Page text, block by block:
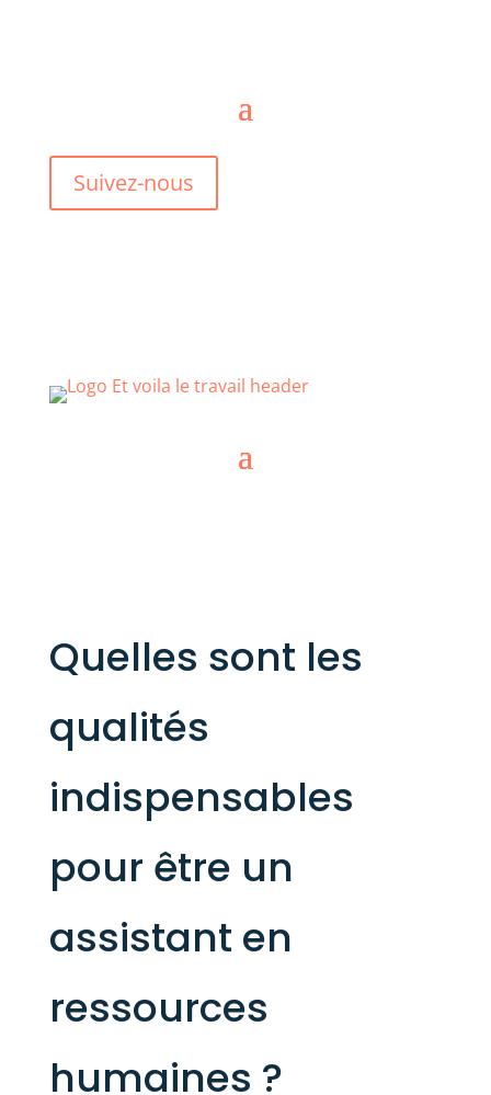
Suivez-nous
Quelles sont les
qualités
indispensables
pour être un
assistant en
ressources
humaines ?